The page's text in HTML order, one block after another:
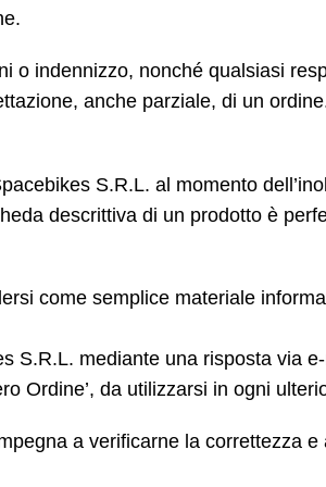
o indennizzo, nonché qualsiasi
anche parziale, di un
S.R.L. al momento
descrittiva di un prodotto è
come semplice materiale
S.R.L. mediante una risposta via
Ordine’, da utilizzarsi in ogni
a verificarne la correttezza